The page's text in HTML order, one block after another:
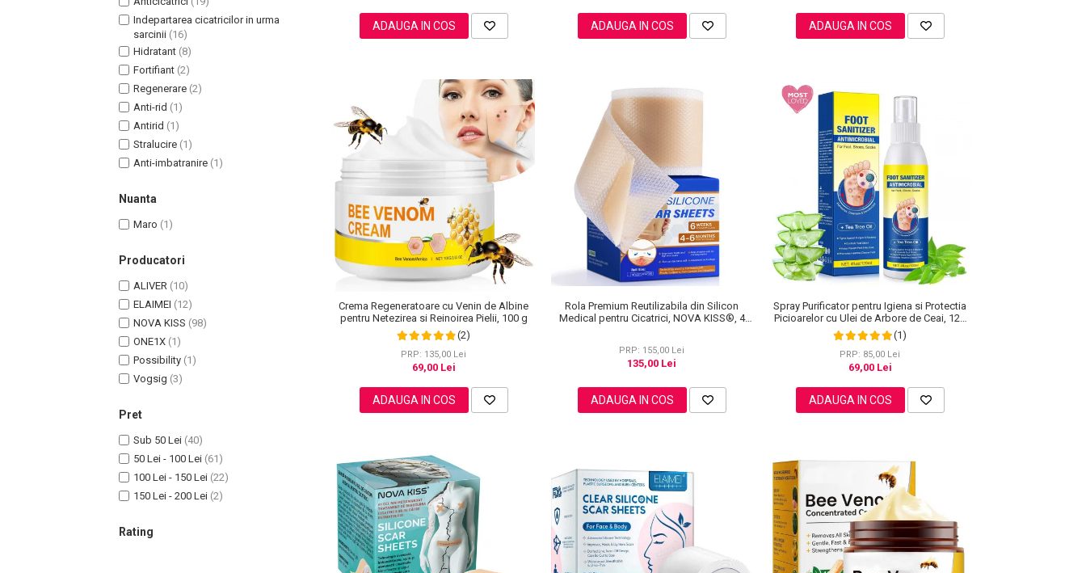
Sampoane Colorante
Indepartarea cicatricilor in urma
sarcinii (16)
Hidratant (8)
Fortifiant (2)
Regenerare (2)
Anti-rid (1)
Antirid (1)
Stralucire (1)
Anti-imbatranire (1)
Nuanta
Maro (1)
Producatori
ALIVER (10)
ELAIMEI (12)
NOVA KISS (98)
ONE1X (1)
Possibility (1)
Vogsig (3)
Pret
Sub 50 Lei (40)
50 Lei - 100 Lei (61)
100 Lei - 150 Lei (22)
150 Lei - 200 Lei (2)
Rating
ADAUGA IN COS ADAUGA IN COS ADAUGA IN COS
Crema Regeneratoare cu Venin de Albine
pentru Netezirea si Reinoirea Pielii, 100 g
(2)
PRP: 135,00 Lei
69,00 Lei
ADAUGA IN COS
Rola Premium Reutilizabila din Silicon
Medical pentru Cicatrici, NOVA KISS®, 4
PRP: 155,00 Lei
135,00 Lei
ADAUGA IN COS
Spray Purificator pentru Igiena si Protectia
Picioarelor cu Ulei de Arbore de Ceai, 120
ml
(1)
PRP: 85,00 Lei
69,00 Lei
ADAUGA IN COS